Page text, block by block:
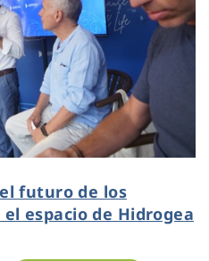
futuro de los
espacio de Hidrogea